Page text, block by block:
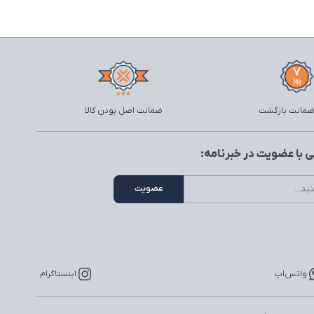
ضمانت اصل بودن کالا
با عضویت در خبرنامه:
واتس‌اپ اینستاگرام